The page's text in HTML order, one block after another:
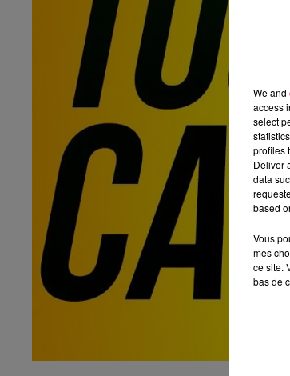
We and
access
select
profiles
Deliver
data
based
Vous
mes
ce site.
bas de